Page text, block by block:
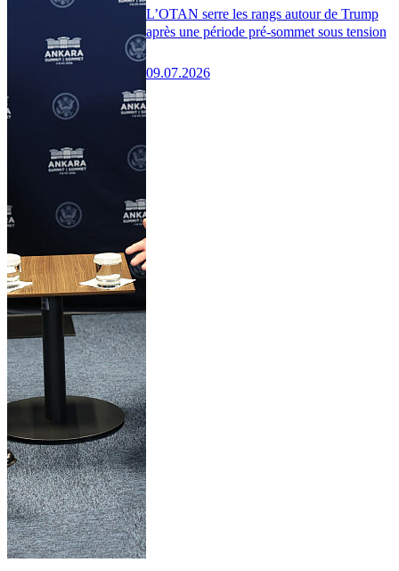
L’OTAN serre les rangs autour de Trump
après une période pré-sommet sous tension
09.07.2026